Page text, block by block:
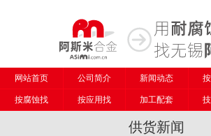
网站首页 公司简介 新闻动态
按腐蚀找 按应用找 加工配套
供货新闻